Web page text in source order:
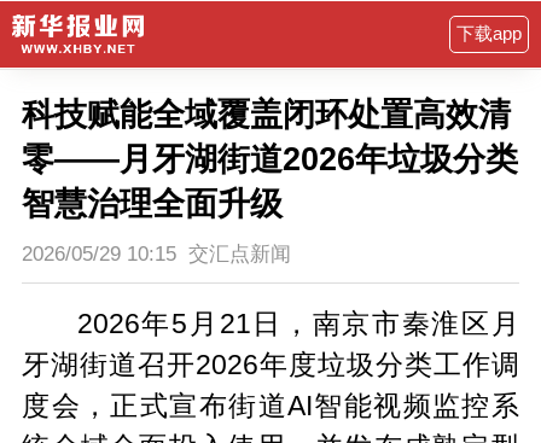
下载app
科技赋能全域覆盖闭环处置高效清
零——月牙湖街道2026年垃圾分类
智慧治理全面升级
2026/05/29 10:15 交汇点新闻
2026年5月21日，南京市秦淮区月
牙湖街道召开2026年度垃圾分类工作调
度会，正式宣布街道AI智能视频监控系